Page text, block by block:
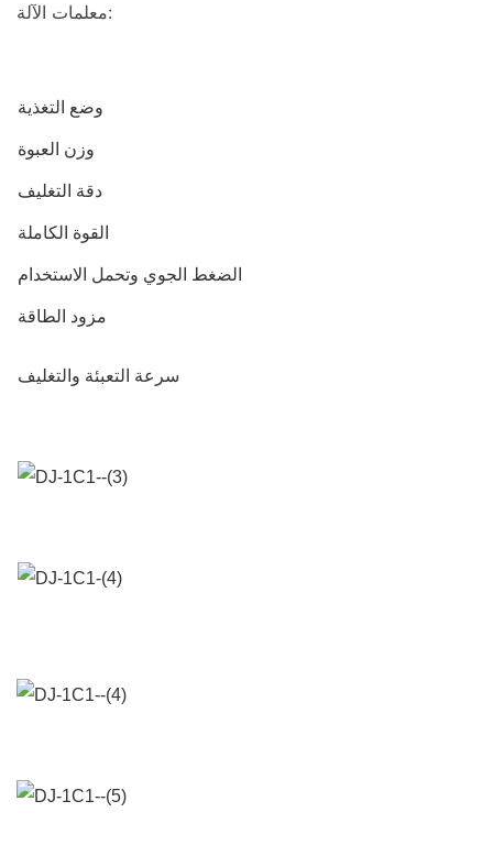
معلمات الآلة:
وضع التغذية
وزن العبوة
دقة التغليف
القوة الكاملة
الضغط الجوي وتحمل الاستخدام
مزود الطاقة
سرعة التعبئة والتغليف